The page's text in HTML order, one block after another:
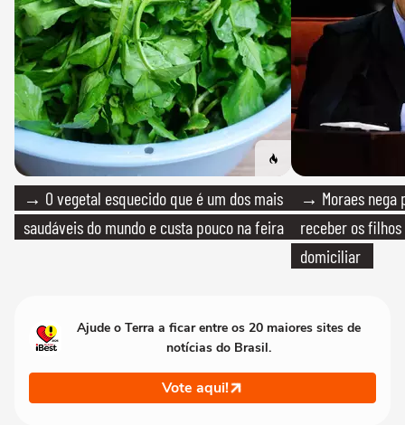
→ O vegetal esquecido que é um dos mais
saudáveis do mundo e custa pouco na feira
→ Moraes nega
receber os filhos
domiciliar
Ajude o Terra a ficar entre os 20 maiores sites de
notícias do Brasil.
Vote aqui!